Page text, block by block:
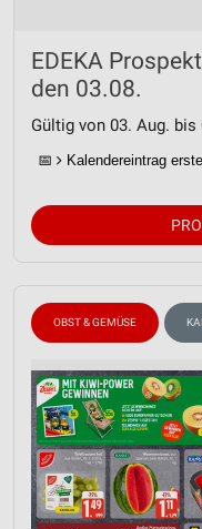
EDEKA
den 03.08.
Gültig von 03. Aug. bis
📅 Kalendereintrag
OBST & GEMÜSE